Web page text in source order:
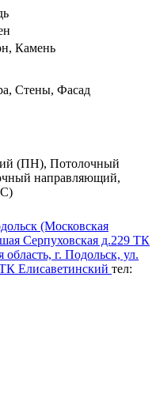
Камень
Стены, Фасад
(ПН), Потолочный
направляющий,
(Московская
Серпуховская д.229 ТК
г. Подольск, ул.
Елисаветинский тел: